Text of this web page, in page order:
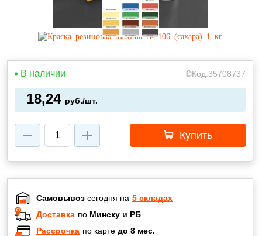
В наличии Код:35708737
18,24 руб./шт.
Купить
Самовывоз сегодня на 5 складах
Доставка по Минску и РБ
Рассрочка по карте до 8 мес.